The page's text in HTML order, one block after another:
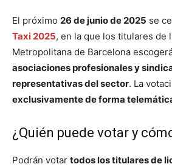
El próximo 26 de junio de 2025 se
Taxi 2025, en la que los titulares de
Metropolitana de Barcelona
asociaciones profesionales y
representativas del sector. La
exclusivamente de forma
¿Quién puede votar y
Podrán votar todos los titulares de